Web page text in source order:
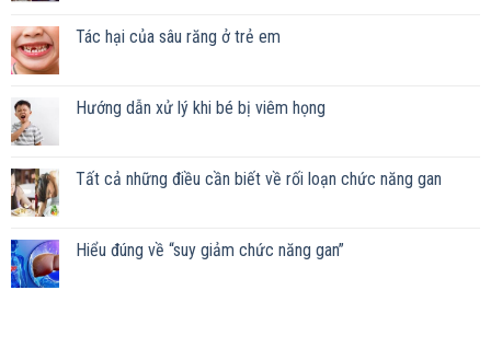
Tác hại của sâu răng ở trẻ em
Hướng dẫn xử lý khi bé bị viêm họng
Tất cả những điều cần biết về rối loạn chức năng gan
Hiểu đúng về “suy giảm chức năng gan”